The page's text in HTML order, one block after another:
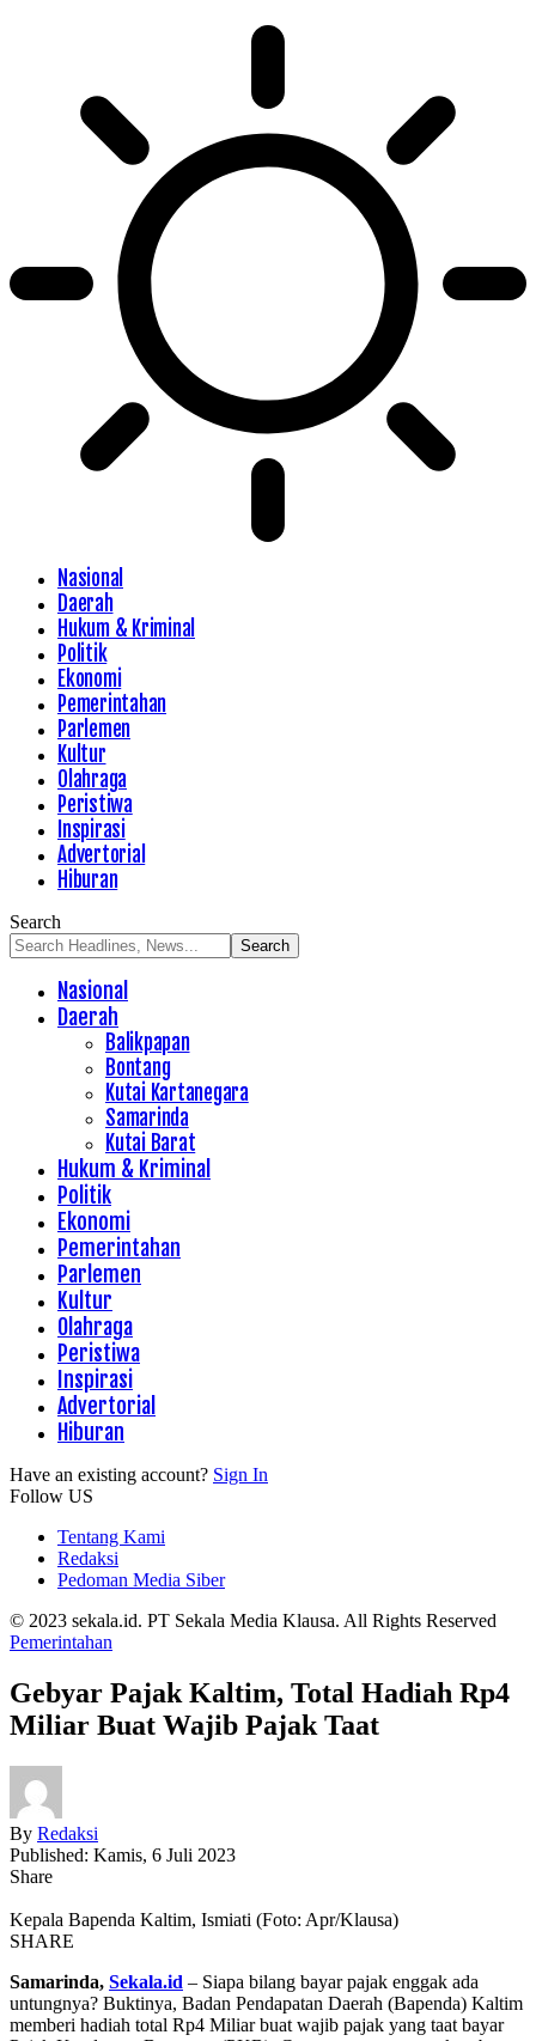
Nasional
Daerah
Hukum & Kriminal
Politik
Ekonomi
Pemerintahan
Parlemen
Kultur
Olahraga
Peristiwa
Inspirasi
Advertorial
Hiburan
Search
Nasional
Daerah
Balikpapan
Bontang
Kutai Kartanegara
Samarinda
Kutai Barat
Hukum & Kriminal
Politik
Ekonomi
Pemerintahan
Parlemen
Kultur
Olahraga
Peristiwa
Inspirasi
Advertorial
Hiburan
Have an existing account? Sign In
Follow US
Tentang Kami
Redaksi
Pedoman Media Siber
© 2023 sekala.id. PT Sekala Media Klausa. All Rights Reserved
Pemerintahan
Gebyar Pajak Kaltim, Total Hadiah Rp4
Miliar Buat Wajib Pajak Taat
By Redaksi
Published: Kamis, 6 Juli 2023
Share
Kepala Bapenda Kaltim, Ismiati (Foto: Apr/Klausa)
SHARE
Samarinda, Sekala.id – Siapa bilang bayar pajak enggak ada
untungnya? Buktinya, Badan Pendapatan Daerah (Bapenda) Kaltim
memberi hadiah total Rp4 Miliar buat wajib pajak yang taat bayar